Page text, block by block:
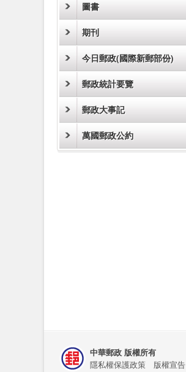
圖書
期刊
今日郵政(國際新郵部份)
郵政統計要覽
郵政大事記
萬國郵政公約
中華郵政 版權所有
隱私權保護政策 版權宣告